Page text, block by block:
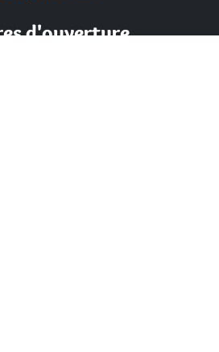
d'ouverture